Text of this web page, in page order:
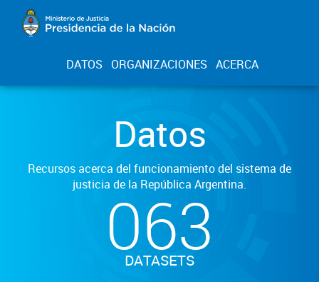
DATOS ORGANIZACIONES ACERCA
Datos
Recursos acerca del funcionamiento del sistema de
justicia de la República Argentina.
063
DATASETS